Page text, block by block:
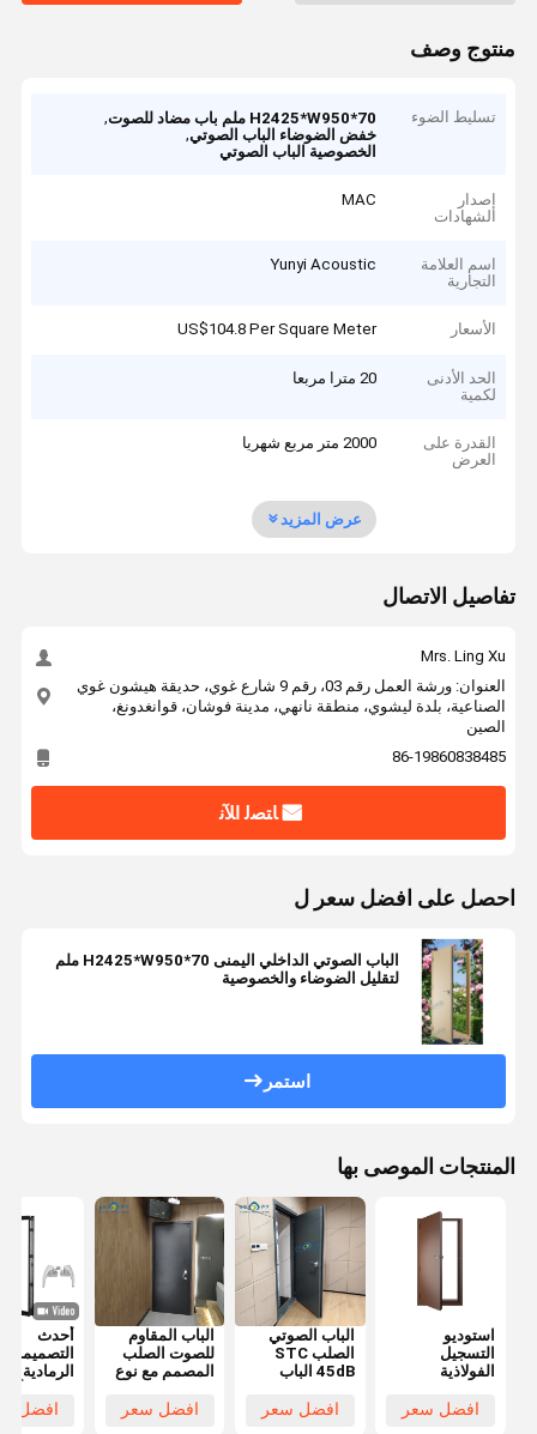
منتوج وصف
تسليط الضوء H2425*W950*70 ملم باب مضاد للصوت
,
خفض الضوضاء الباب الصوتي,
الخصوصية الباب الصوتي
إصدار
الشهادات
MAC
اسم العلامة
التجارية
Yunyi Acoustic
الأسعار US$104.8 Per Square Meter
الحد الأدنى
لكمية
20 مترا مربعا
القدرة على
العرض
2000 متر مربع شهريا
عرض المزيد
تفاصيل الاتصال
Mrs. Ling Xu
العنوان: ورشة العمل رقم 03، رقم 9 شارع غوي، حديقة هيشون غوي
الصناعية، بلدة ليشوي، منطقة نانهي، مدينة فوشان، قوانغدونغ،
الصين
86-19860838485
ﺎﺘﺼﻟ ﺍﻶﻧ
احصل على افضل سعر ل
الباب الصوتي الداخلي اليمنى H2425*W950*70 ملم
لتقليل الضوضاء والخصوصية
استمر
المنتجات الموصى بها
استوديو
التسجيل
الفولاذية
الباب السينما
افضل سعر
الباب الصوتي
الصلب STC
45dB الباب
الباب السينما
افضل سعر
الباب المقاوم
للصوت الصلب
المصمم مع نوع
المغناطيسي
افضل سعر
أحدث
التصميمات
الرمادية
أقفال
افضل